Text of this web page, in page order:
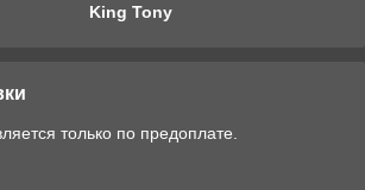
King Tony
только по предоплате.